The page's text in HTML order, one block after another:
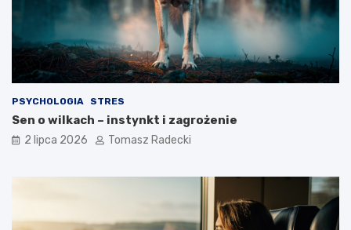
g
o
s
u
ż
y
a
?
PSYCHOLOGIA STRES
Sen o wilkach – instynkt i zagrożenie
2 lipca 2026 Tomasz Radecki